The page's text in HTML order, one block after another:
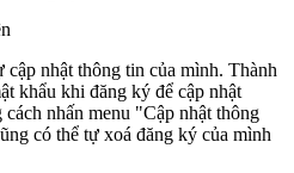
nhật thông tin của mình. Thành
khẩu khi đăng ký để cập nhật
nhấn menu "Cập nhật thông
có thể tự xoá đăng ký của mình